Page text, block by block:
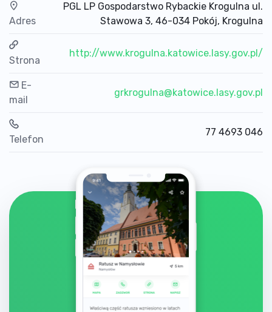
Adres
PGL LP Gospodarstwo Rybackie Krogulna ul.
Stawowa 3, 46-034 Pokój, Krogulna
Strona
http://www.krogulna.katowice.lasy.gov.pl/
E-
mail
grkrogulna@katowice.lasy.gov.pl
Telefon
77 4693 046